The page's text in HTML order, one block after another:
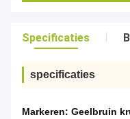
Specificaties
specificaties
Markeren: Geelbruin